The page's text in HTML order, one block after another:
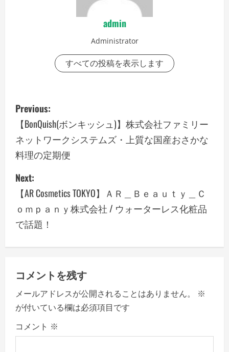
admin
Administrator
すべての投稿を表示します
P
o
s
t
n
a
v
i
g
a
t
i
Previous:
【BonQuish(ボンキッシュ)】株式会社ファミリー
ネットワークシステムズ・上質な国産おさかな
料理の定期便
Next:
【AR Cosmetics TOKYO】ＡＲ＿Ｂｅａｕｔｙ＿Ｃ
ｏｍｐａｎｙ株式会社 / ウォーターレス化粧品
で話題！
コメントを残す
メールアドレスが公開されることはありません。
※
が付いている欄は必須項目です
コメント ※